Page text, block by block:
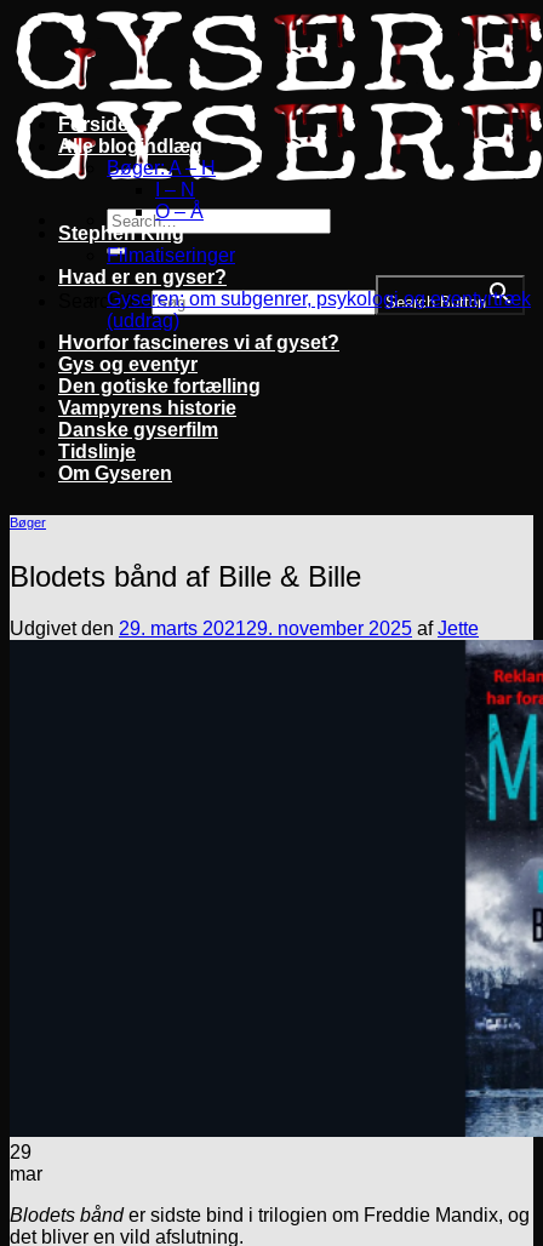
Fortsæt
til
indhold
Search for: Search Button
Forside
Alle blogindlæg
Bøger: A – H
I – N
O – Å
Stephen King
Filmatiseringer
Hvad er en gyser?
Gyseren: om subgenrer, psykologi og eventyrtræk
(uddrag)
Hvorfor fascineres vi af gyset?
Gys og eventyr
Den gotiske fortælling
Vampyrens historie
Danske gyserfilm
Tidslinje
Om Gyseren
Bøger
Blodets bånd af Bille & Bille
Udgivet den 29. marts 202129. november 2025 afJette
29
mar
Blodets bånder sidste bind i trilogien om Freddie Mandix, og
det bliver en vild afslutning.